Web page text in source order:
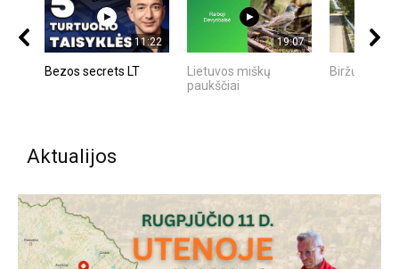
11:22
Bezos secrets LT
19:07
Lietuvos miškų
paukščiai
Biržų
Aktualijos